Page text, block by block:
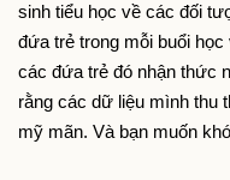
sinh tiểu học về các đối
đứa trẻ trong mỗi buổi
các đứa trẻ đó nhận thức
rằng các dữ liệu mình thu
mỹ mãn. Và bạn muốn